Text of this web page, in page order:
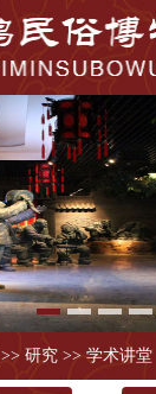
>> 研究>> 学术讲堂